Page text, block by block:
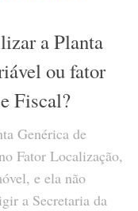
a Planta
ou fator
Fiscal?
Genérica de
Fator Localização,
e ela não
a Secretaria da